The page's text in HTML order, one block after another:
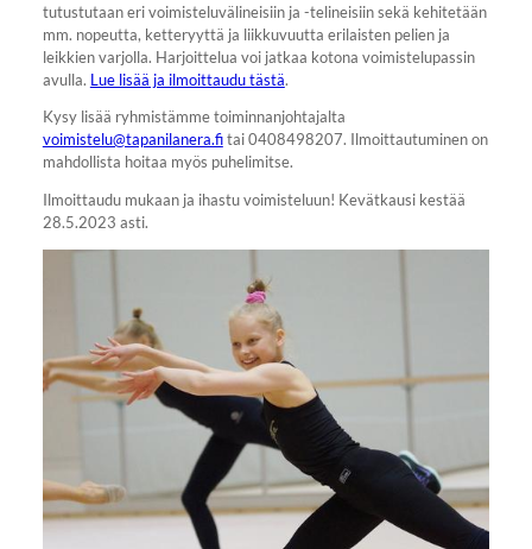
tutustutaan eri voimisteluvälineisiin ja -telineisiin sekä kehitetään
mm. nopeutta, ketteryyttä ja liikkuvuutta erilaisten pelien ja
leikkien varjolla. Harjoittelua voi jatkaa kotona voimistelupassin
avulla. Lue lisää ja ilmoittaudu tästä.
Kysy lisää ryhmistämme toiminnanjohtajalta
voimistelu@tapanilanera.fitai 0408498207. Ilmoittautuminen on
mahdollista hoitaa myös puhelimitse.
Ilmoittaudu mukaan ja ihastu voimisteluun! Kevätkausi kestää
28.5.2023 asti.